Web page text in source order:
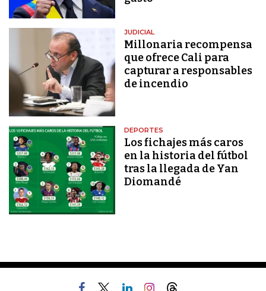
JUDICIAL
Millonaria recompensa
que ofrece Cali para
capturar a responsables
de incendio
DEPORTES
Los fichajes más caros
en la historia del fútbol
tras la llegada de Yan
Diomandé